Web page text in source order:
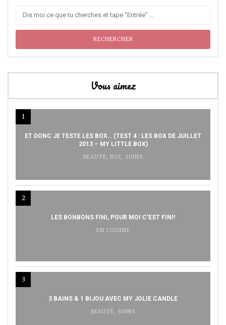
Vous aimez
1
ET DONC JE TESTE LES BOX… (TEST 4 : LES BOX DE JUILLET
2013 – MY LITTLE BOX)
BEAUTÉ BOX SOINS
2
LES BONBONS FINI, POUR MOI C’EST FINI!
EN CUISINE
3
3 BAINS & 1 BIJOU AVEC MY JOLIE CANDLE
BEAUTÉ SOINS